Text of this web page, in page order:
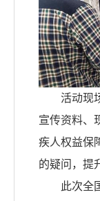
活动现
宣传资料、
疾人权益保
的疑问，提
此次全